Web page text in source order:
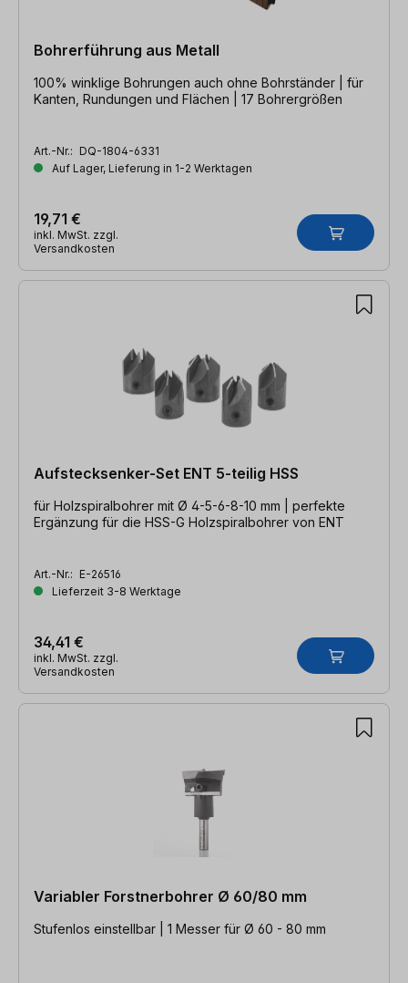
Bohrerführung aus Metall
100% winklige Bohrungen auch ohne Bohrständer | für
Kanten, Rundungen und Flächen | 17 Bohrergrößen
Art.-Nr.: DQ-1804-6331
Auf Lager, Lieferung in 1-2 Werktagen
19,71 €
inkl. MwSt. zzgl.
Versandkosten
Aufstecksenker-Set ENT 5-teilig HSS
für Holzspiralbohrer mit Ø 4-5-6-8-10 mm | perfekte
Ergänzung für die HSS-G Holzspiralbohrer von ENT
Art.-Nr.: E-26516
Lieferzeit 3-8 Werktage
34,41 €
inkl. MwSt. zzgl.
Versandkosten
Variabler Forstnerbohrer Ø 60/80 mm
Stufenlos einstellbar | 1 Messer für Ø 60 - 80 mm